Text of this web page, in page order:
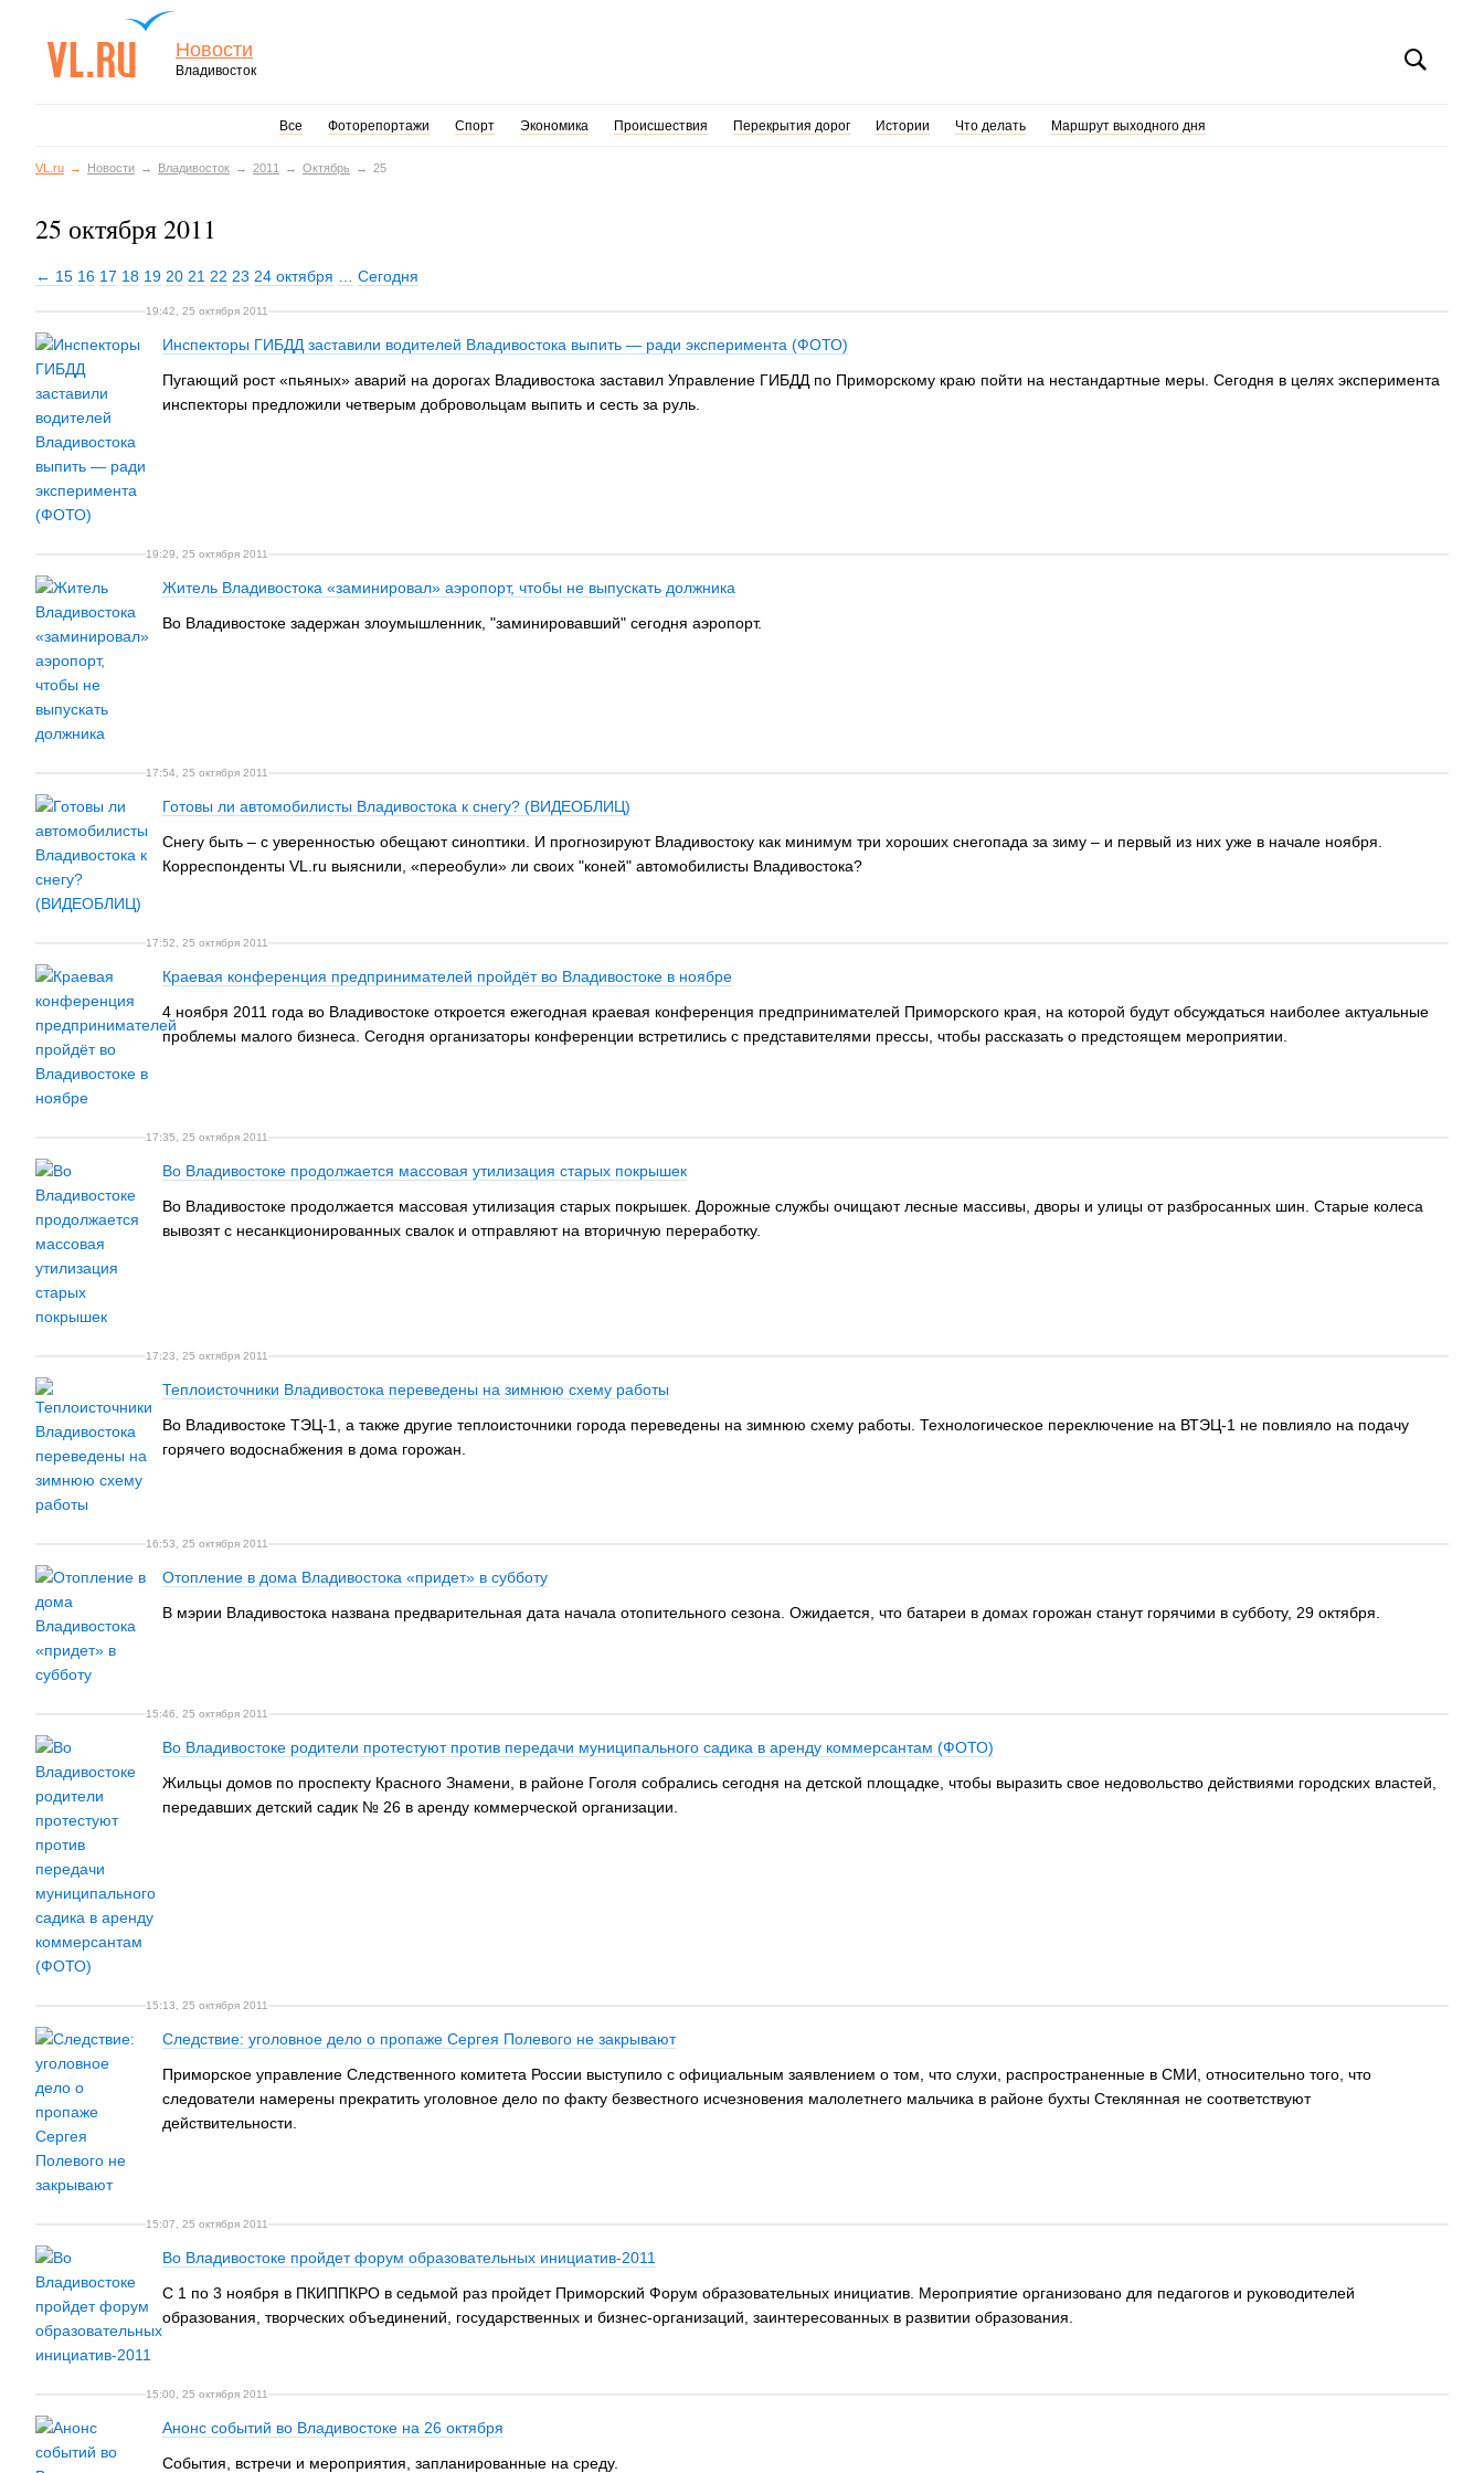
Новости
Владивосток
Все Фоторепортажи Спорт Экономика Происшествия Перекрытия дорог Истории Что делать Маршрут выходного дня
VL.ru Новости Владивосток 2011 Октябрь 25
25 октября 2011
← 15 16 17 18 19 20 21 22 23 24 октября Сегодня
19:42, 25 октября 2011
Инспекторы ГИБДД заставили водителей Владивостока выпить — ради эксперимента (ФОТО)
Пугающий рост «пьяных» аварий на дорогах Владивостока заставил Управление ГИБДД по Приморскому краю пойти на нестандартные меры. Сегодня в целях эксперимента
инспекторы предложили четверым добровольцам выпить и сесть за руль.
19:29, 25 октября 2011
Житель Владивостока «заминировал» аэропорт, чтобы не выпускать должника
Во Владивостоке задержан злоумышленник, "заминировавший" сегодня аэропорт.
17:54, 25 октября 2011
Готовы ли автомобилисты Владивостока к снегу? (ВИДЕОБЛИЦ)
Снегу быть – с уверенностью обещают синоптики. И прогнозируют Владивостоку как минимум три хороших снегопада за зиму – и первый из них уже в начале ноября.
Корреспонденты VL.ru выяснили, «переобули» ли своих "коней" автомобилисты Владивостока?
17:52, 25 октября 2011
Краевая конференция предпринимателей пройдёт во Владивостоке в ноябре
4 ноября 2011 года во Владивостоке откроется ежегодная краевая конференция предпринимателей Приморского края, на которой будут обсуждаться наиболее актуальные
проблемы малого бизнеса. Сегодня организаторы конференции встретились с представителями прессы, чтобы рассказать о предстоящем мероприятии.
17:35, 25 октября 2011
Во Владивостоке продолжается массовая утилизация старых покрышек
Во Владивостоке продолжается массовая утилизация старых покрышек. Дорожные службы очищают лесные массивы, дворы и улицы от разбросанных шин. Старые колеса
вывозят с несанкционированных свалок и отправляют на вторичную переработку.
17:23, 25 октября 2011
Теплоисточники Владивостока переведены на зимнюю схему работы
Во Владивостоке ТЭЦ-1, а также другие теплоисточники города переведены на зимнюю схему работы. Технологическое переключение на ВТЭЦ-1 не повлияло на подачу
горячего водоснабжения в дома горожан.
16:53, 25 октября 2011
Отопление в дома Владивостока «придет» в субботу
В мэрии Владивостока названа предварительная дата начала отопительного сезона. Ожидается, что батареи в домах горожан станут горячими в субботу, 29 октября.
15:46, 25 октября 2011
Во Владивостоке родители протестуют против передачи муниципального садика в аренду коммерсантам (ФОТО)
Жильцы домов по проспекту Красного Знамени, в районе Гоголя собрались сегодня на детской площадке, чтобы выразить свое недовольство действиями городских властей,
передавших детский садик № 26 в аренду коммерческой организации.
15:13, 25 октября 2011
Следствие: уголовное дело о пропаже Сергея Полевого не закрывают
Приморское управление Следственного комитета России выступило с официальным заявлением о том, что слухи, распространенные в СМИ, относительно того, что
следователи намерены прекратить уголовное дело по факту безвестного исчезновения малолетнего мальчика в районе бухты Стеклянная не соответствуют
действительности.
15:07, 25 октября 2011
Во Владивостоке пройдет форум образовательных инициатив-2011
С 1 по 3 ноября в ПКИППКРО в седьмой раз пройдет Приморский Форум образовательных инициатив. Мероприятие организовано для педагогов и руководителей
образования, творческих объединений, государственных и бизнес-организаций, заинтересованных в развитии образования.
15:00, 25 октября 2011
Анонс событий во Владивостоке на 26 октября
События, встречи и мероприятия, запланированные на среду.